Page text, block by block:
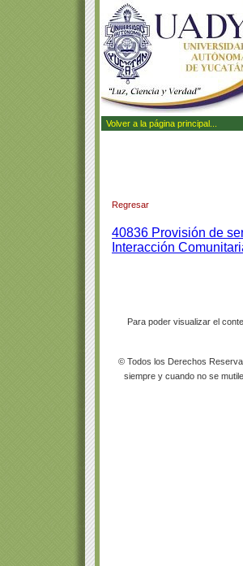
Volver a la página principal...
Regresar
40836 Provisión de
Interacción
Para poder visualizar el
© Todos los Derechos
siempre y cuando no se